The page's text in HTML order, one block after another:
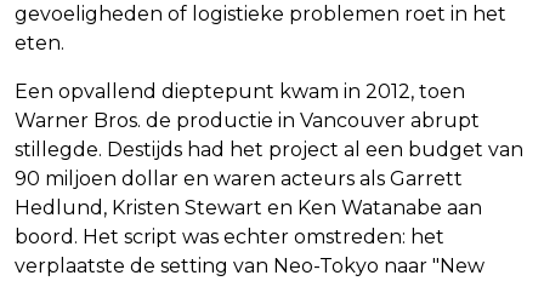
gevoeligheden of logistieke problemen roet in het
eten.
Een opvallend dieptepunt kwam in 2012, toen
Warner Bros. de productie in Vancouver abrupt
stillegde. Destijds had het project al een budget van
90 miljoen dollar en waren acteurs als Garrett
Hedlund, Kristen Stewart en Ken Watanabe aan
boord. Het script was echter omstreden: het
verplaatste de setting van Neo-Tokyo naar "New